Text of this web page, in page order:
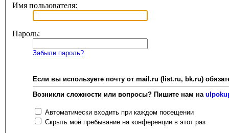
Имя пользователя:
Пароль:
Забыли пароль?
Если вы используете почту от mail.ru (list.ru, bk.ru)
Возникли сложности или вопросы? Пишите нам на
Автоматически входить при каждом посещении
Скрыть моё пребывание на конференции в этот раз